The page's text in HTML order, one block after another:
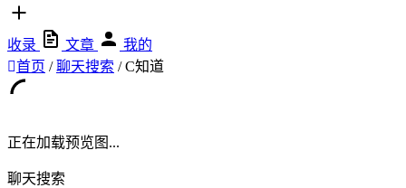
收录 文章
我的
首页 / 聊天搜索 / C知道
正在加载预览图...
聊天搜索